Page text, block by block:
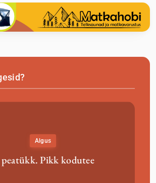
Algus
peatükk. Pikk kodutee